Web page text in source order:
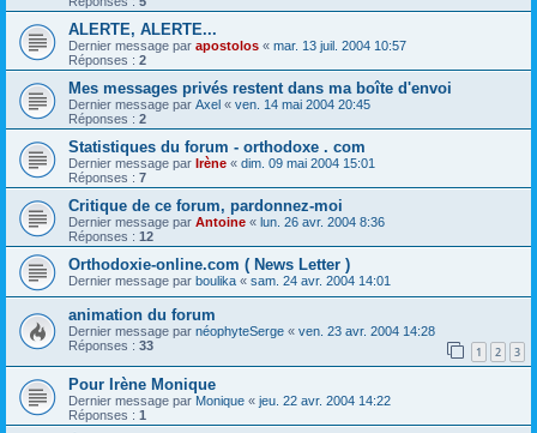
ALERTE, ALERTE...
Dernier message par apostolos « mar. 13 juil. 2004 10:57
Réponses : 2
Mes messages privés restent dans ma boîte d'envoi
Dernier message par Axel « ven. 14 mai 2004 20:45
Réponses : 2
Statistiques du forum - orthodoxe . com
Dernier message par Irène « dim. 09 mai 2004 15:01
Réponses : 7
Critique de ce forum, pardonnez-moi
Dernier message par Antoine « lun. 26 avr. 2004 8:36
Réponses : 12
Orthodoxie-online.com ( News Letter )
Dernier message par boulika « sam. 24 avr. 2004 14:01
animation du forum
Dernier message par néophyteSerge « ven. 23 avr. 2004 14:28
Réponses : 33 1 2 3
Pour Irène Monique
Dernier message par Monique « jeu. 22 avr. 2004 14:22
Réponses : 1